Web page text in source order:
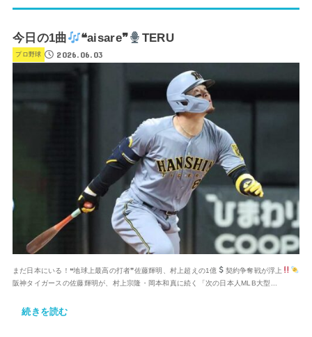
今日の1曲 ❝aisare❞ TERU
プロ野球 2026.06.03
まだ日本にいる！❝地球上最高の打者❞佐藤輝明、村上超えの1億
契約争奪戦が浮上
阪神タイガースの佐藤輝明が、村上宗隆・岡本和真に続く「次の日本人MLB大型...
続きを読む